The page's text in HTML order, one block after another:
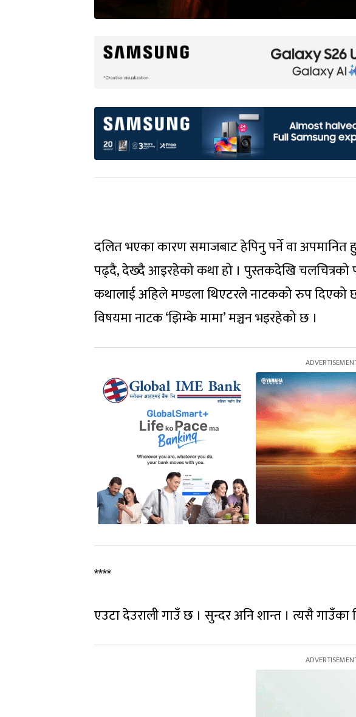
दलित भएका कारण समाजबाट हेपिनु पर्ने वा अपमानित
पढ्दै, देख्दै आइरहेको कथा हो । पुस्तकदेखि
कथालाई अहिले मण्डला थिएटरले नाटकको रुप दिएको
विषयमा नाटक ‘झिम्के मामा’ मञ्चन भइरहेको छ ।
****
एउटा देउराली गाउँ छ । सुन्दर अनि शान्त । त्यसै गाउँका